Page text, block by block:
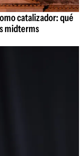
catalizador: qué
midterms